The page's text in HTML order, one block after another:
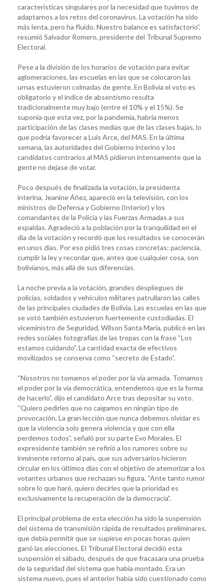
características singulares por la necesidad que tuvimos de
adaptarnos a los retos del coronavirus. La votación ha sido
más lenta, pero ha fluido. Nuestro balance es satisfactorio”,
resumió Salvador Romero, presidente del Tribunal Supremo
Electoral.
Pese a la división de los horarios de votación para evitar
aglomeraciones, las escuelas en las que se colocaron las
urnas estuvieron colmadas de gente. En Bolivia el voto es
obligatorio y el índice de absentismo resulta
tradicionalmente muy bajo (entre el 10% y el 15%). Se
suponía que esta vez, por la pandemia, habría menos
participación de las clases medias que de las clases bajas, lo
que podría favorecer a Luis Arce, del MAS. En la última
semana, las autoridades del Gobierno interino y los
candidatos contrarios al MAS pidieron intensamente que la
gente no dejase de votar.
Poco después de finalizada la votación, la presidenta
interina, Jeanine Áñez, apareció en la televisión, con los
ministros de Defensa y Gobierno (Interior) y los
comandantes de la Policía y las Fuerzas Armadas a sus
espaldas. Agradeció a la población por la tranquilidad en el
día de la votación y recordó que los resultados se conocerán
en unos días. Por eso pidió tres cosas concretas: paciencia,
cumplir la ley y recordar que, antes que cualquier cosa, son
bolivianos, más allá de sus diferencias.
La noche previa a la votación, grandes despliegues de
policías, soldados y vehículos militares patrullaron las calles
de las principales ciudades de Bolivia. Las escuelas en las que
se votó también estuvieron fuertemente custodiadas. El
viceministro de Seguridad, Wilson Santa María, publicó en las
redes sociales fotografías de las tropas con la frase “Los
estamos cuidando”. La cantidad exacta de efectivos
movilizados se conserva como “secreto de Estado”.
“Nosotros no tomamos el poder por la vía armada. Tomamos
el poder por la vía democrática, entendemos que es la forma
de hacerlo”, dijo el candidato Arce tras depositar su voto.
“Quiero pedirles que no caigamos en ningún tipo de
provocación. La gran lección que nunca debemos olvidar es
que la violencia solo genera violencia y que con ella
perdemos todos”, señaló por su parte Evo Morales. El
expresidente también se refirió a los rumores sobre su
inminente retorno al país, que sus adversarios hicieron
circular en los últimos días con el objetivo de atemorizar a los
votantes urbanos que rechazan su figura. “Ante tanto rumor
sobre lo que haré, quiero decirles que la prioridad es
exclusivamente la recuperación de la democracia”.
El principal problema de esta elección ha sido la suspensión
del sistema de transmisión rápida de resultados preliminares,
que debía permitir que se supiese en pocas horas quien
ganó las elecciones. El Tribunal Electoral decidió esta
suspensión el sábado, después de que fracasara una prueba
de la seguridad del sistema que había montado. Era un
sistema nuevo, pues el anterior había sido cuestionado como